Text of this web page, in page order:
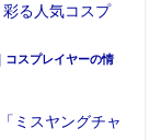
彩る人気コスプ
コスプレイヤーの情
ミスヤングチャ